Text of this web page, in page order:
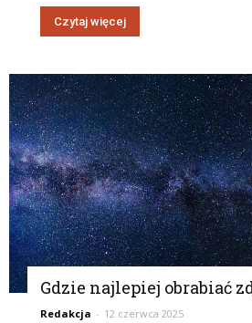
Czytaj więcej
Gdzie najlepiej obrabiać
Redakcja - 12 czerwca 2025